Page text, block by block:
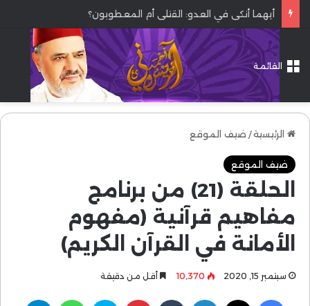
أيهما أنكى في العدو: القتلى أم المعطوبون؟
القائمة
الرئيسية/ ضيف الموقع
ضيف الموقع
الحلقة (21) من برنامج
مفاهيم قرآنية (مفهوم
الأمانة في القرآن الكريم)
سبتمبر 15, 2020 10٬370 أقل من دقيقة
فيسبوك لينكدإن بينتيريست سكايب واتساب